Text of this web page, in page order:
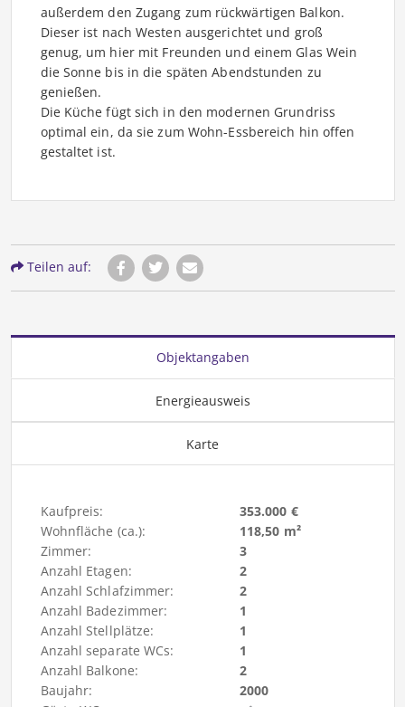
außerdem den Zugang zum rückwärtigen Balkon.
Dieser ist nach Westen ausgerichtet und groß
genug, um hier mit Freunden und einem Glas Wein
die Sonne bis in die späten Abendstunden zu
genießen.
Die Küche fügt sich in den modernen Grundriss
optimal ein, da sie zum Wohn-Essbereich hin offen
gestaltet ist.
Teilen auf:
Objektangaben
Energieausweis
Karte
Kaufpreis:
353.000 €
Wohnfläche (ca.):
118,50 m²
Zimmer:
3
Anzahl Etagen:
2
Anzahl Schlafzimmer:
2
Anzahl Badezimmer:
1
Anzahl Stellplätze:
1
Anzahl separate WCs:
1
Anzahl Balkone:
2
Baujahr:
2000